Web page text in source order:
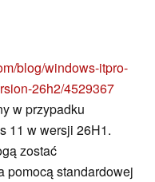
blog/windows-itpro-
26h2/4529367
w przypadku
11 w wersji 26H1.
zostać
pomocą standardowej